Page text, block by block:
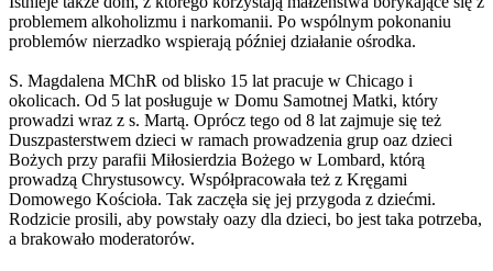
problemem alkoholizmu i narkomanii. Po wspólnym pokonaniu
problemów nierzadko wspierają później działanie ośrodka.
S. Magdalena MChR od blisko 15 lat pracuje w Chicago i
okolicach. Od 5 lat posługuje w Domu Samotnej Matki, który
prowadzi wraz z s. Martą. Oprócz tego od 8 lat zajmuje się też
Duszpasterstwem dzieci w ramach prowadzenia grup oaz dzieci
Bożych przy parafii Miłosierdzia Bożego w Lombard, którą
prowadzą Chrystusowcy. Współpracowała też z Kręgami
Domowego Kościoła. Tak zaczęła się jej przygoda z dziećmi.
Rodzicie prosili, aby powstały oazy dla dzieci, bo jest taka potrzeba,
a brakowało moderatorów.